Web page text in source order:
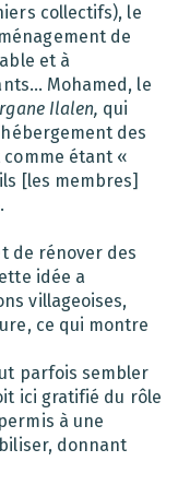
collectifs), le
de
et à
Mohamed, le
Ilalen, qui
des
étant «
[les membres]
de rénover des
idée a
villageoises,
ce qui montre
parfois sembler
ici gratifié du rôle
à une
donnant